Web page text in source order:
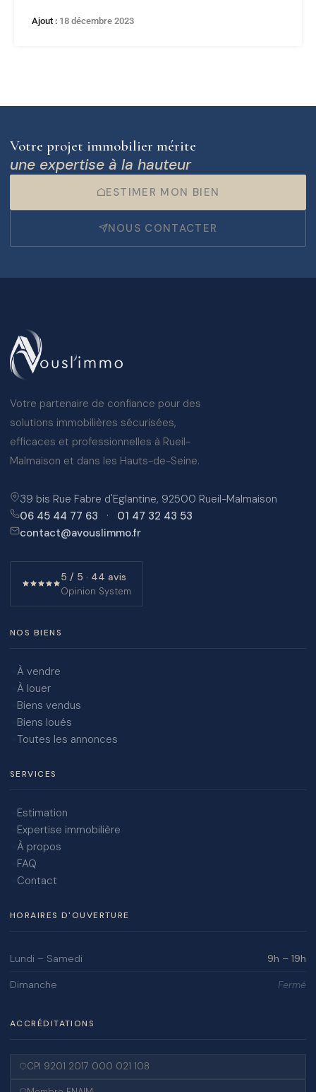
Ajout : 18 décembre 2023
Votre projet immobilier mérite
une expertise à la hauteur
ESTIMER MON BIEN
NOUS CONTACTER
Votre partenaire de confiance pour des
solutions immobilières sécurisées,
efficaces et professionnelles à Rueil-
Malmaison et dans les Hauts-de-Seine.
39 bis Rue Fabre d'Eglantine, 92500 Rueil-Malmaison
06 45 44 77 63 · 01 47 32 43 53
contact@avouslimmo.fr
5 / 5 · 44 avis
Opinion System
NOS BIENS
À vendre
À louer
Biens vendus
Biens loués
Toutes les annonces
SERVICES
Estimation
Expertise immobilière
À propos
FAQ
Contact
HORAIRES D'OUVERTURE
Lundi – Samedi 9h – 19h
Dimanche Fermé
ACCRÉDITATIONS
CPI 9201 2017 000 021 108